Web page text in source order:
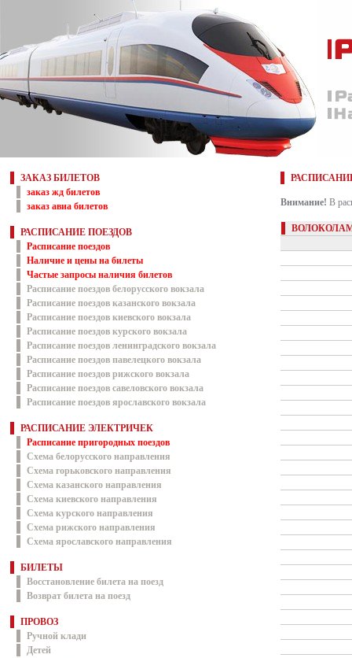
ЗАКАЗ БИЛЕТОВ
заказ жд билетов
заказ авиа билетов
РАСПИСАНИЕ ПОЕЗДОВ
Расписание поездов
Наличие и цены на билеты
Частые запросы наличия билетов
Расписание поездов белорусского вокзала
Расписание поездов казанского вокзала
Расписание поездов киевского вокзала
Расписание поездов курского вокзала
Расписание поездов ленинградского вокзала
Расписание поездов павелецкого вокзала
Расписание поездов рижского вокзала
Расписание поездов савеловского вокзала
Расписание поездов ярославского вокзала
РАСПИСАНИЕ ЭЛЕКТРИЧЕК
Расписание пригородных поездов
Схема белорусского направления
Схема горьковского направления
Схема казанского направления
Схема киевского направления
Схема курского направления
Схема рижского направления
Схема ярославского направления
БИЛЕТЫ
Восстановление билета на поезд
Возврат билета на поезд
ПРОВОЗ
Ручной клади
Детей
Внимание! В